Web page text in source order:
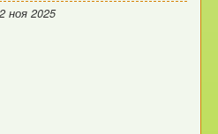
ноя 2025